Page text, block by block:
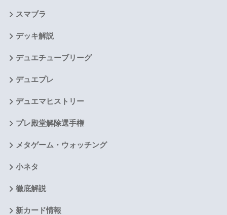
スマブラ
デッキ解説
デュエチューブリーグ
デュエプレ
デュエマヒストリー
プレ殿堂解除選手権
メタゲーム・ウォッチング
小ネタ
徹底解説
新カード情報